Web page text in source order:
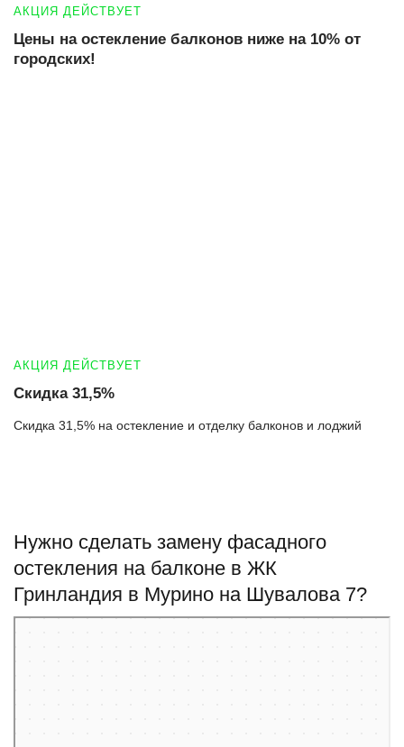
АКЦИЯ ДЕЙСТВУЕТ
Цены на остекление балконов ниже на 10% от
городских!
АКЦИЯ ДЕЙСТВУЕТ
Скидка 31,5%
Скидка 31,5% на остекление и отделку балконов и лоджий
Нужно сделать замену фасадного
остекления на балконе в ЖК
Гринландия в Мурино на Шувалова 7?